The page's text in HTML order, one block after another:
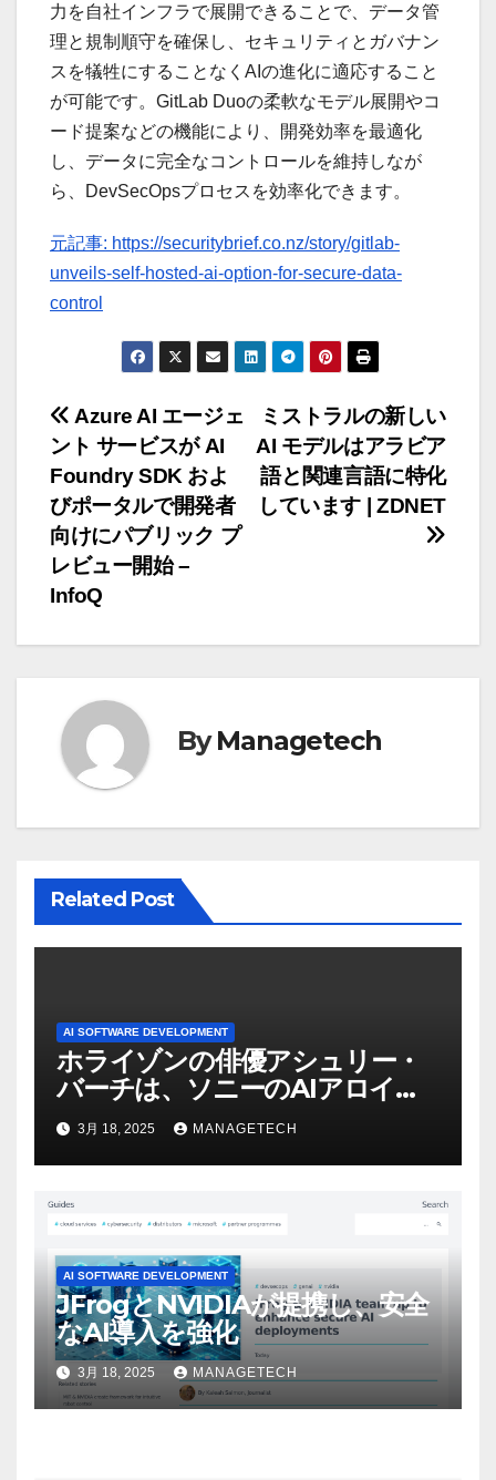
力を自社インフラで展開できることで、データ管
理と規制順守を確保し、セキュリティとガバナン
スを犠牲にすることなくAIの進化に適応すること
が可能です。GitLab Duoの柔軟なモデル展開やコ
ード提案などの機能により、開発効率を最適化
し、データに完全なコントロールを維持しなが
ら、DevSecOpsプロセスを効率化できます。
元記事: https://securitybrief.co.nz/story/gitlab-
unveils-self-hosted-ai-option-for-secure-data-
control
投
稿
ナ
ビ
ゲ
ー
シ
ョ
ン
ミストラルの新しい
AI モデルはアラビア
語と関連言語に特化
しています | ZDNET
Azure AI エージェ
ント サービスが AI
Foundry SDK およ
びポータルで開発者
向けにパブリック プ
レビュー開始 –
InfoQ
ByManagetech
Related Post
AI SOFTWARE DEVELOPMENT
ホライゾンの俳優アシュリー・
バーチは、ソニーのAIアロイの
ビデオを見て「ゲームパフォー
マンスという芸術形式に不安を
感じた」と語る – IGN
3月 18, 2025 MANAGETECH
AI SOFTWARE DEVELOPMENT
JFrogとNVIDIAが提携し、安全
なAI導入を強化
3月 18, 2025 MANAGETECH